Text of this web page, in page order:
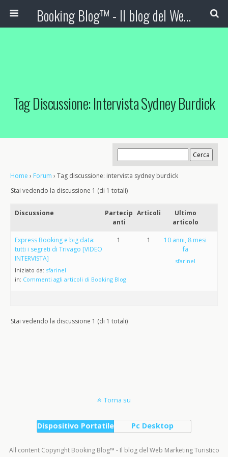
Booking Blog™ - Il blog del Web Marketing Turistico
Tag Discussione: Intervista Sydney Burdick
Home › Forum › Tag discussione: intervista sydney burdick
Stai vedendo la discussione 1 (di 1 totali)
Discussione
Partecip
anti
Articoli
Ultimo
articolo
Express Booking e big data:
tutti i segreti di Trivago [VIDEO
INTERVISTA]
Iniziato da: sfarinel
in: Commenti agli articoli di Booking Blog
1 1
10 anni, 8 mesi
fa
sfarinel
Stai vedendo la discussione 1 (di 1 totali)
Torna su
Dispositivo Portatile Pc Desktop
All content Copyright Booking Blog™ - Il blog del Web Marketing Turistico